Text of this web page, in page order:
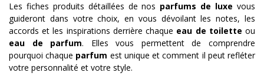
Les fiches produits détaillées de nos parfums de luxe vous
guideront dans votre choix, en vous dévoilant les notes, les
accords et les inspirations derrière chaque eau de toilette ou
eau de parfum. Elles vous permettent de comprendre
pourquoi chaque parfum est unique et comment il peut refléter
votre personnalité et votre style.